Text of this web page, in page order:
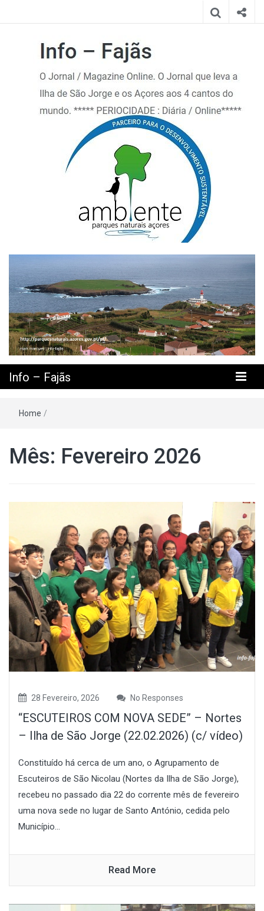
Info – Fajãs
Home /
Mês: Fevereiro 2026
28 Fevereiro, 2026 No Responses
“ESCUTEIROS COM NOVA SEDE” – Nortes
– Ilha de São Jorge (22.02.2026) (c/ vídeo)
Constituído há cerca de um ano, o Agrupamento de
Escuteiros de São Nicolau (Nortes da Ilha de São Jorge),
recebeu no passado dia 22 do corrente mês de fevereiro
uma nova sede no lugar de Santo António, cedida pelo
Município...
Read More